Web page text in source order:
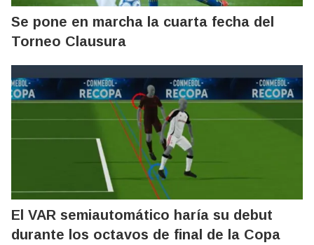
Se pone en marcha la cuarta fecha del
Torneo Clausura
El VAR semiautomático haría su debut
durante los octavos de final de la Copa